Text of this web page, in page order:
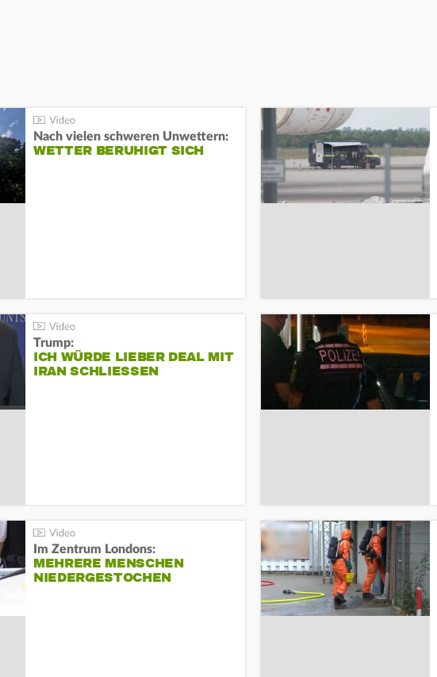
Nach vielen schweren Unwettern:
WETTER BERUHIGT SICH
Trump:
ICH WÜRDE LIEBER DEAL MIT
IRAN SCHLIESSEN
Im Zentrum Londons:
MEHRERE MENSCHEN
NIEDERGESTOCHEN